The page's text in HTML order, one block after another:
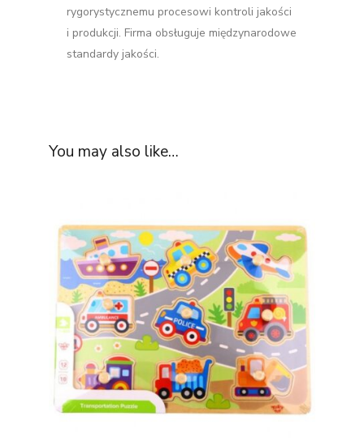
rygorystycznemu procesowi kontroli jakości
i produkcji. Firma obsługuje międzynarodowe
standardy jakości.
You may also like…